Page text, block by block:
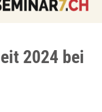
2024 bei